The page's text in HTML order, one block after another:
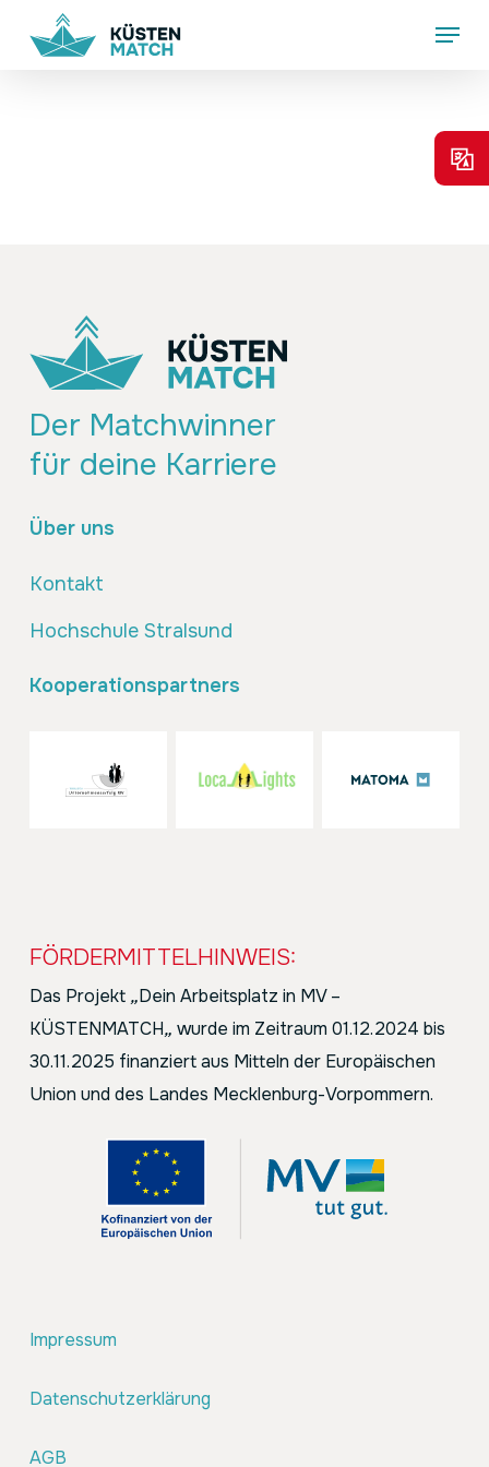
Menu
Der Matchwinner
für deine Karriere
Über uns
Kontakt
Hochschule Stralsund
Kooperationspartners
FÖRDERMITTELHINWEIS:
Das Projekt „Dein Arbeitsplatz in MV –
KÜSTENMATCH„ wurde im Zeitraum 01.12.2024 bis
30.11.2025 finanziert aus Mitteln der Europäischen
Union und des Landes Mecklenburg-Vorpommern.
Impressum
Datenschutzerklärung
AGB